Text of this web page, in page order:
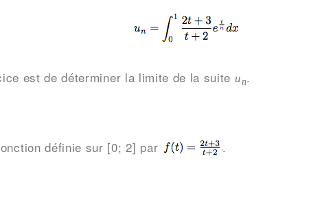
est de déterminer la limite de la suite un.
définie sur [0; 2] par .